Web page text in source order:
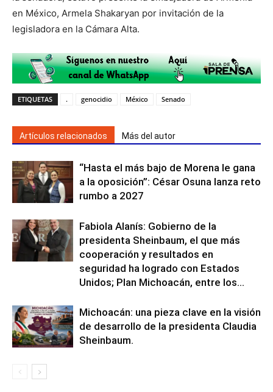
en México, Armela Shakaryan por invitación de la
legisladora en la Cámara Alta.
ETIQUETAS . genocidio México Senado
Artículos relacionados Más del autor
“Hasta el más bajo de Morena le gana
a la oposición”: César Osuna lanza reto
rumbo a 2027
Fabiola Alanís: Gobierno de la
presidenta Sheinbaum, el que más
cooperación y resultados en
seguridad ha logrado con Estados
Unidos; Plan Michoacán, entre los...
Michoacán: una pieza clave en la visión
de desarrollo de la presidenta Claudia
Sheinbaum.